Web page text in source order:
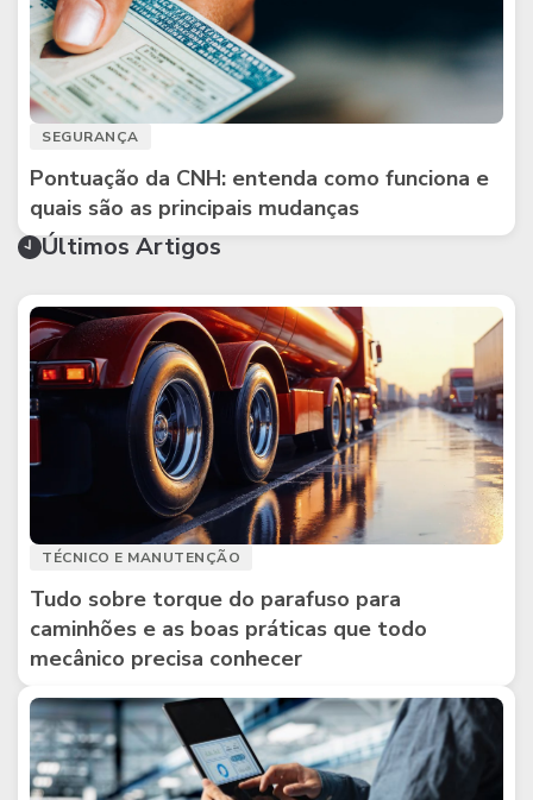
SEGURANÇA
Pontuação da CNH: entenda como funciona e
quais são as principais mudanças
Últimos Artigos
TÉCNICO E MANUTENÇÃO
Tudo sobre torque do parafuso para
caminhões e as boas práticas que todo
mecânico precisa conhecer